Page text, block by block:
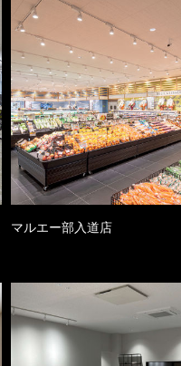
マルエー部入道店